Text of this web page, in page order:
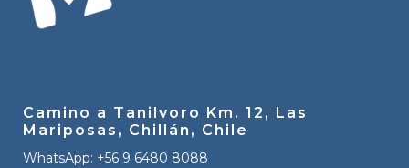
Camino a Tanilvoro Km. 12, Las
Mariposas, Chillán, Chile
WhatsApp: +56 9 6480 8088